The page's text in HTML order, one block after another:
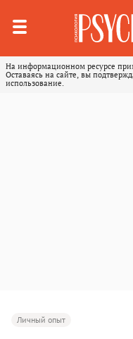
На информационном ресурсе
Оставаясь на сайте, вы
использование.
Личный опыт